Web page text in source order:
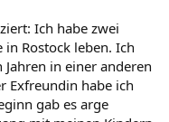
Ich habe zwei
Rostock leben. Ich
in einer anderen
Exfreundin habe ich
gab es arge